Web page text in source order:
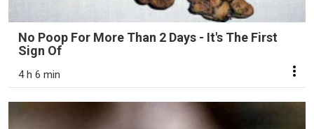
No Poop For More Than 2 Days - It's The First
Sign Of
4 h 6 min